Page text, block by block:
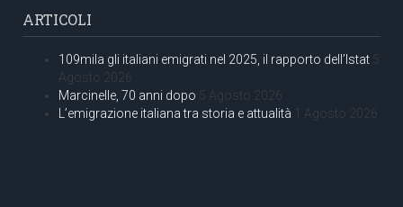
ARTICOLI
109mila gli italiani emigrati nel 2025, il rapporto dell’Istat 5
Agosto 2026
Marcinelle, 70 anni dopo 5 Agosto 2026
L’emigrazione italiana tra storia e attualità 1 Agosto 2026